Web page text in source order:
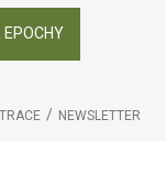
NEWSLETTER